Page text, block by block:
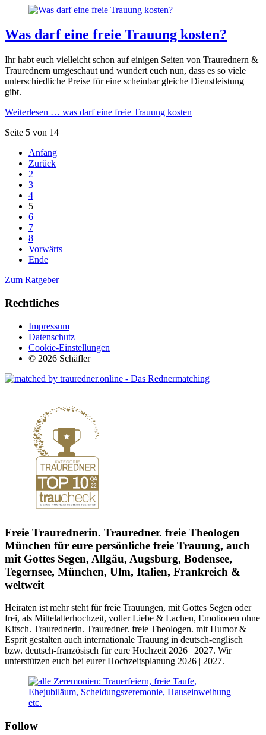
Was darf eine freie Trauung kosten?
Ihr habt euch vielleicht schon auf einigen Seiten von Traurednern &
Traurednern umgeschaut und wundert euch nun, dass es so viele
unterschiedliche Preise für eine scheinbar gleiche Dienstleistung
gibt.
Weiterlesen … was darf eine freie Trauung kosten
Seite 5 von 14
Anfang
Zurück
2
3
4
5
6
7
8
Vorwärts
Ende
Zum Ratgeber
Rechtliches
Impressum
Datenschutz
Cookie-Einstellungen
© 2026 Schäfler
Freie Traurednerin. Trauredner. freie Theologen
München für eure persönliche freie Trauung, auch
mit Gottes Segen, Allgäu, Augsburg, Bodensee,
Tegernsee, München, Ulm, Italien, Frankreich &
weltweit
Heiraten ist mehrsteht für freie Trauungen, mit Gottes Segen oder
frei, als Mittelalterhochzeit, voller Liebe & Lachen, Emotionen ohne
Kitsch. Traurednerin. Trauredner. freie Theologen. mit Humor &
Esprit gestalten auch internationale Trauung in deutsch-englisch
bzw. deutsch-französisch für eure Hochzeit 2026 | 2027. Wir
unterstützen euch bei eurer Hochzeitsplanung 2026 | 2027.
Follow